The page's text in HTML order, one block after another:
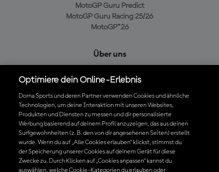
MotoGP Guru Predict
MotoGP Guru Racing 25/26
MotoGP™26
Über uns
Cookie-Richtlinien
Geschäftsbedingungen
Datenschutzrichtlinien
Kaufrichtlinie
Die offizielle MotoGP™ App herunterladen
Optimiere dein Online-Erlebnis
Dorna Sports und deren Partner verwenden Cookies und ähnliche
Technologien, um deine Interaktion mit unseren Websites,
Produkten und Diensten zu messen und dir personalisierte
Werbung basierend auf deinem Profil anzuzeigen, das aus deinen
Surfgewohnheiten (z. B. den von dir angesehenen Seiten) erstellt
wurde. Wenn du auf „Alle Cookies erlauben“ klickst, stimmst du
der Speicherung unserer Cookies auf deinem Gerät für diese
Zwecke zu. Durch Klicken auf „Cookies anpassen“ kannst du
auswählen, welche Cookie-Kategorien du erlauben oder